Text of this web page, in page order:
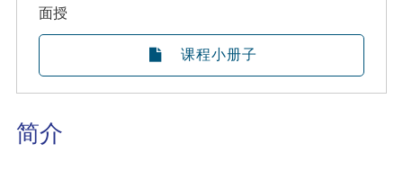
简介
面授
课程小册子